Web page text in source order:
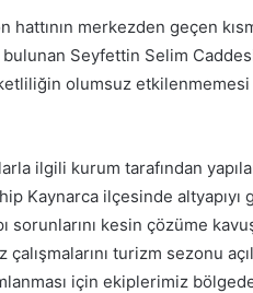
merkezden geçen
Seyfettin Selim
olumsuz etkilenmemesi
ilgili kurum tarafından
Kaynarca ilçesinde altyapıyı
sorunlarını kesin çözüme
turizm sezonu
için ekiplerimiz bölgede